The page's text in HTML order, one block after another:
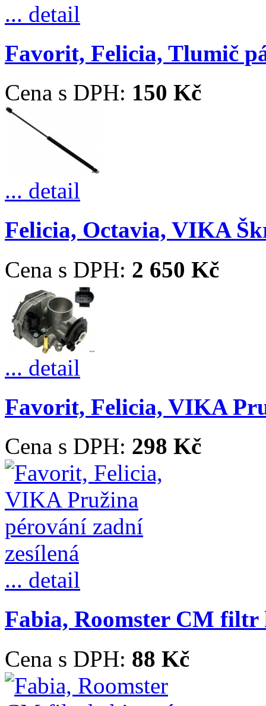
... detail
Favorit, Felicia, Tlumič
Cena s DPH: 150 Kč
... detail
Felicia, Octavia, VIKA
Cena s DPH: 2 650 Kč
... detail
Favorit, Felicia, VIKA
Cena s DPH: 298 Kč
... detail
Fabia, Roomster CM
Cena s DPH: 88 Kč